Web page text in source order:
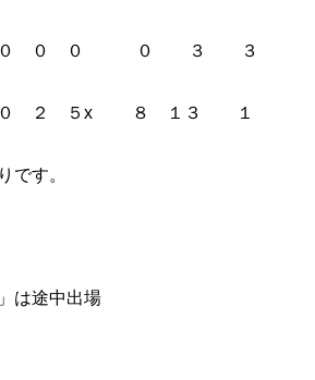
０ ０ ０ ０ ３ ３
２ ５x ８ １３ １
です。
は途中出場